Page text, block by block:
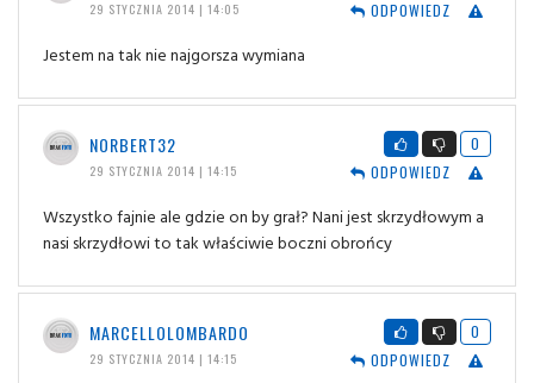
29 STYCZNIA 2014 | 14:05
ODPOWIEDZ
Jestem na tak nie najgorsza wymiana
NORBERT32
29 STYCZNIA 2014 | 14:15
0
ODPOWIEDZ
Wszystko fajnie ale gdzie on by grał? Nani jest skrzydłowym a
nasi skrzydłowi to tak właściwie boczni obrońcy
MARCELLOLOMBARDO
29 STYCZNIA 2014 | 14:15
0
ODPOWIEDZ